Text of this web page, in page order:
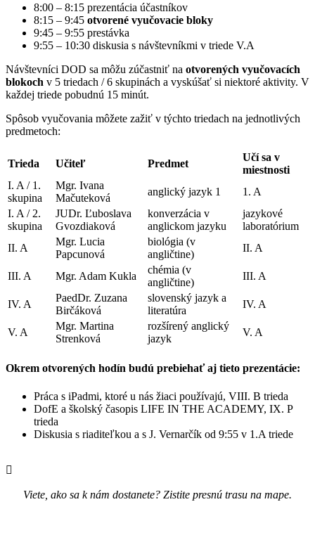
8:00 – 8:15 prezentácia účastníkov
8:15 – 9:45 otvorené vyučovacie bloky
9:45 – 9:55 prestávka
9:55 – 10:30 diskusia s návštevníkmi v triede V.A
Návštevníci DOD sa môžu zúčastniť na otvorených vyučovacích
blokoch v 5 triedach / 6 skupinách a vyskúšať si niektoré aktivity. V
každej triede pobudnú 15 minút.
Spôsob vyučovania môžete zažiť v týchto triedach na jednotlivých
predmetoch:
Trieda Učiteľ Predmet
Učí sa v
miestnosti
I. A / 1.
skupina
Mgr. Ivana
Mačuteková
anglický jazyk 1
1. A
I. A / 2.
skupina
JUDr. Ľuboslava
Gvozdiaková
konverzácia v
anglickom jazyku
jazykové
laboratórium
II. A
Mgr. Lucia
Papcunová
biológia (v
angličtine)
II. A
III. A Mgr. Adam Kukla
chémia (v
angličtine)
III. A
IV. A
PaedDr. Zuzana
Birčáková
slovenský jazyk a
literatúra
IV. A
V. A
Mgr. Martina
Strenková
rozšírený anglický
jazyk
V. A
Okrem otvorených hodín budú prebiehať aj tieto prezentácie:
Práca s iPadmi, ktoré u nás žiaci používajú, VIII. B trieda
DofE a školský časopis LIFE IN THE ACADEMY, IX. P
trieda
Diskusia s riaditeľkou a s J. Vernarčík od 9:55 v 1.A triede
Viete, ako sa k nám dostanete? Zistite presnú trasu na mape.